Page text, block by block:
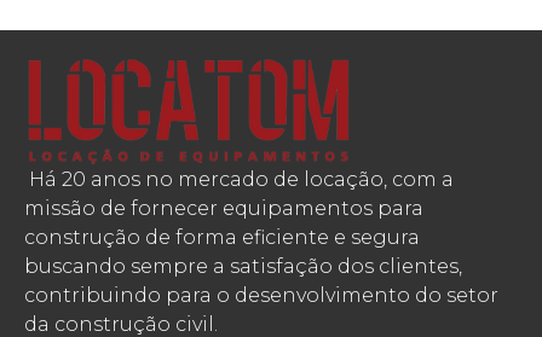
Há 20 anos no mercado de locação, com a
missão de fornecer equipamentos para
construção de forma eficiente e segura
buscando sempre a satisfação dos clientes,
contribuindo para o desenvolvimento do setor
da construção civil.